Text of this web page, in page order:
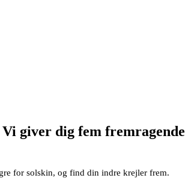
giver dig fem fremragende
for solskin, og find din indre krejler frem.